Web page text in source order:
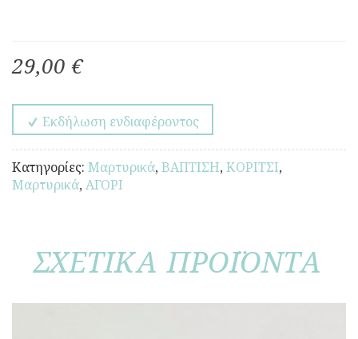
29,00 €
Εκδήλωση ενδιαφέροντος
Κατηγορίες: Μαρτυρικά,ΒΑΠΤΙΣΗ,ΚΟΡΙΤΣΙ,
Μαρτυρικά,ΑΓΟΡΙ
ΣΧΕΤΙΚΑ ΠΡΟΪΟΝΤΑ